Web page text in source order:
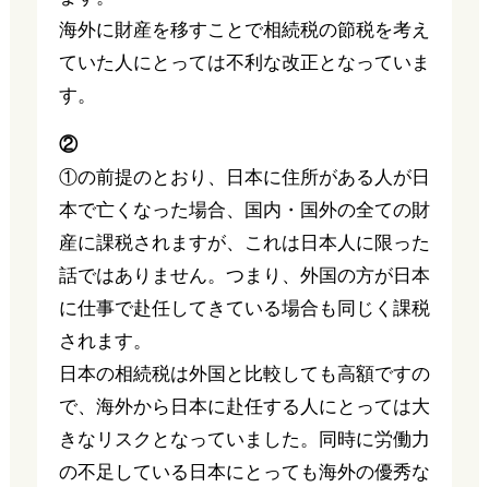
海外に財産を移すことで相続税の節税を考え
ていた人にとっては不利な改正となっていま
す。
②
①の前提のとおり、日本に住所がある人が日
本で亡くなった場合、国内・国外の全ての財
産に課税されますが、これは日本人に限った
話ではありません。つまり、外国の方が日本
に仕事で赴任してきている場合も同じく課税
されます。
日本の相続税は外国と比較しても高額ですの
で、海外から日本に赴任する人にとっては大
きなリスクとなっていました。同時に労働力
の不足している日本にとっても海外の優秀な